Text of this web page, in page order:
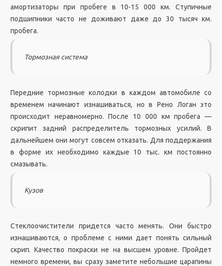
амортизаторы при пробеге в 10-15 000 км. Ступичные
подшипники часто не доживают даже до 30 тысяч км.
пробега.
Тормозная система
Передние тормозные колодки в каждом автомобиле со
временем начинают изнашиваться, но в Рено Логан это
происходит неравномерно. После 10 000 км пробега —
скрипит задний распределитель тормозных усилий. В
дальнейшем они могут совсем отказать. Для поддержания
в форме их необходимо каждые 10 тыс. км постоянно
смазывать.
Кузов
Стеклоочистители придется часто менять. Они быстро
изнашиваются, о проблеме с ними дает понять сильный
скрип. Качество покраски не на высшем уровне. Пройдет
немного времени, вы сразу заметите небольшие царапины